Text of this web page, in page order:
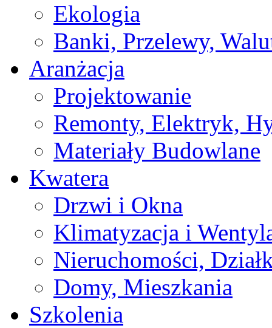
Ekologia
Banki, Przelewy,
Aranżacja
Projektowanie
Remonty, Elektryk,
Materiały Budowlane
Kwatera
Drzwi i Okna
Klimatyzacja i
Nieruchomości,
Domy, Mieszkania
Szkolenia